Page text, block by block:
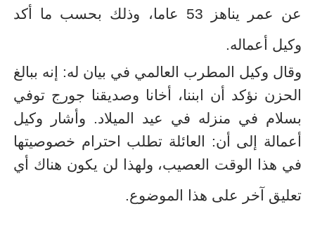
عن عمر يناهز 53 عاما، وذلك بحسب ما أكد
وكيل أعماله.
وقال وكيل المطرب العالمي في بيان له: إنه ببالغ
الحزن نؤكد أن ابننا، أخانا وصديقنا جورج توفي
بسلام في منزله في عيد الميلاد. وأشار وكيل
أعمالة إلى أن: العائلة تطلب احترام خصوصيتها
في هذا الوقت العصيب، ولهذا لن يكون هناك أي
تعليق آخر على هذا الموضوع.